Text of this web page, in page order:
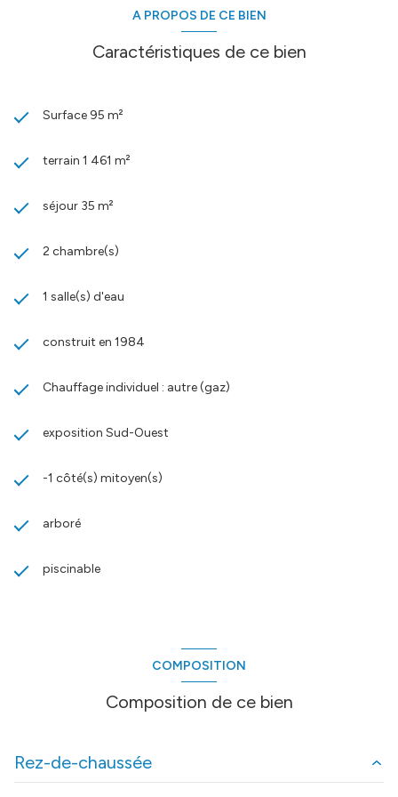
A PROPOS DE CE BIEN
Caractéristiques de ce bien
Surface 95 m²
terrain 1 461 m²
séjour 35 m²
2 chambre(s)
1 salle(s) d'eau
construit en 1984
Chauffage individuel : autre (gaz)
exposition Sud-Ouest
-1 côté(s) mitoyen(s)
arboré
piscinable
COMPOSITION
Composition de ce bien
Rez-de-chaussée